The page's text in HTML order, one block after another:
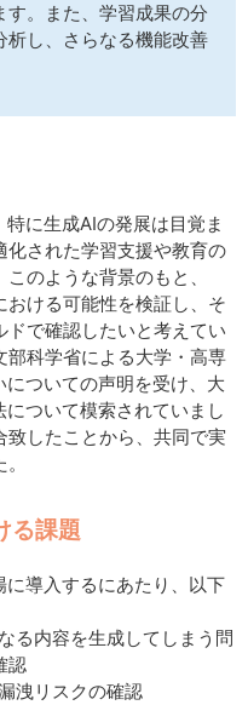
。また、学習成果の分
析し、さらなる機能改善
に生成AIの発展は目覚ま
化された学習支援や教育の
のような背景のもと、
ける可能性を検証し、そ
で確認したいと考えてい
部科学省による大学・高専
ついての声明を受け、大
ついて模索されていまし
したことから、共同で実
る課題
導入するにあたり、以下
内容を生成してしまう問
認
リスクの確認